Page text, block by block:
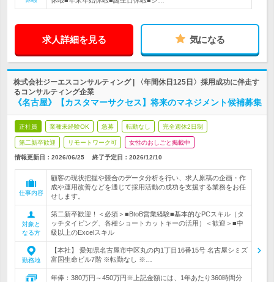
求人詳細を見る 気になる
株式会社ジーエスコンサルティング | 〈年間休日125日〉採用成功に伴走す
るコンサルティング企業
《名古屋》【カスタマーサクセス】将来のマネジメント候補募集
正社員 業種未経験OK 急募 転勤なし 完全週休2日制
第二新卒歓迎 リモートワーク可 女性のおしごと掲載中
情報更新日：2026/06/25 終了予定日： 2026/12/10
仕事内容
顧客の現状把握や競合のデータ分析を行い、求人原稿の企画・作
成や運用改善などを通じて採用活動の成功を支援する業務をお任
せします。
対象と
なる方
第二新卒歓迎！＜必須＞■BtoB営業経験■基本的なPCスキル（タ
ッチタイピング、各種ショートカットキーの活用）＜歓迎＞■中
級以上のExcelスキル
勤務地
【本社】 愛知県名古屋市中区丸の内1丁目16番15号 名古屋シミズ
富国生命ビル7階 ※転勤なし ※…
年俸：380万円～450万円※上記金額には、1年あたり360時間分